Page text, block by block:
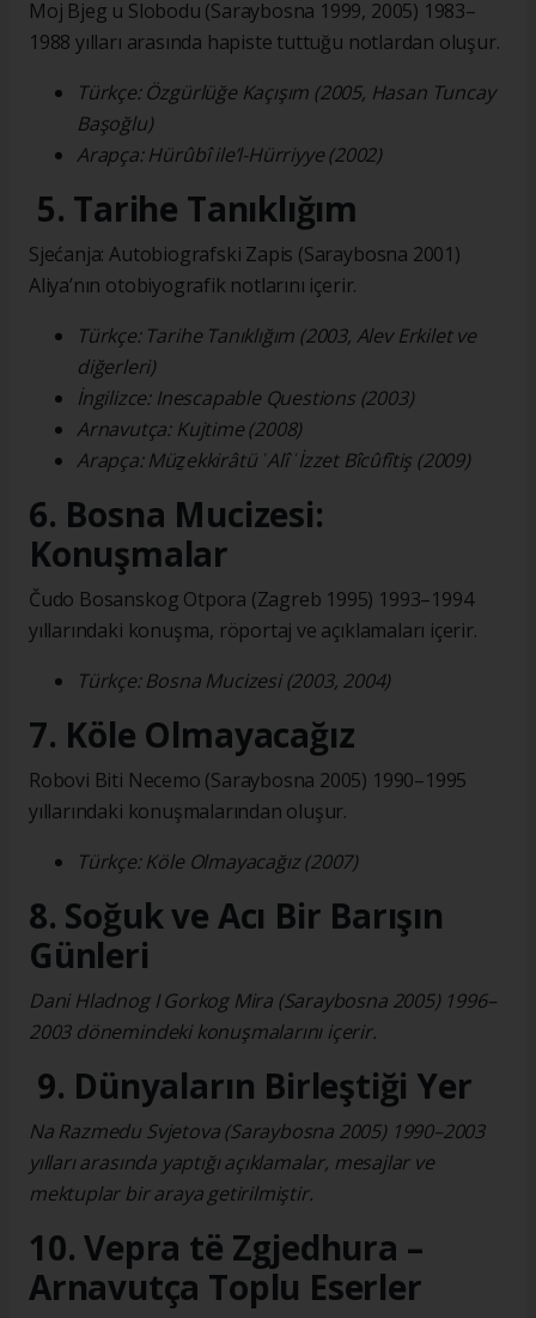
Moj Bjeg u Slobodu (Saraybosna 1999, 2005) 1983–
1988 yılları arasında hapiste tuttuğu notlardan oluşur.
Türkçe: Özgürlüğe Kaçışım (2005, Hasan Tuncay
Başoğlu)
Arapça: Hürûbî ile’l-Hürriyye (2002)
5. Tarihe Tanıklığım
Sjećanja: Autobiografski Zapis (Saraybosna 2001)
Aliya’nın otobiyografik notlarını içerir.
Türkçe: Tarihe Tanıklığım (2003, Alev Erkilet ve
diğerleri)
İngilizce: Inescapable Questions (2003)
Arnavutça: Kujtime (2008)
Arapça: Müẕekkirâtü ʿAlî ʿİzzet Bîcûfîtiş (2009)
6. Bosna Mucizesi:
Konuşmalar
Čudo Bosanskog Otpora (Zagreb 1995) 1993–1994
yıllarındaki konuşma, röportaj ve açıklamaları içerir.
Türkçe: Bosna Mucizesi (2003, 2004)
7. Köle Olmayacağız
Robovi Biti Necemo (Saraybosna 2005) 1990–1995
yıllarındaki konuşmalarından oluşur.
Türkçe: Köle Olmayacağız (2007)
8. Soğuk ve Acı Bir Barışın
Günleri
Dani Hladnog I Gorkog Mira (Saraybosna 2005) 1996–
2003 dönemindeki konuşmalarını içerir.
9. Dünyaların Birleştiği Yer
Na Razmedu Svjetova (Saraybosna 2005) 1990–2003
yılları arasında yaptığı açıklamalar, mesajlar ve
mektuplar bir araya getirilmiştir.
10. Vepra të Zgjedhura –
Arnavutça Toplu Eserler